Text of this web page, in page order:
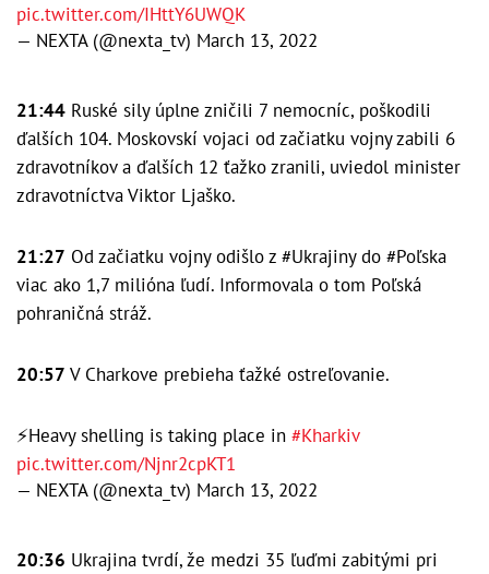
pic.twitter.com/IHttY6UWQK
— NEXTA (@nexta_tv) March 13, 2022
21:44 Ruské sily úplne zničili 7 nemocníc, poškodili
ďalších 104. Moskovskí vojaci od začiatku vojny zabili 6
zdravotníkov a ďalších 12 ťažko zranili, uviedol minister
zdravotníctva Viktor Ljaško.
21:27 Od začiatku vojny odišlo z #Ukrajiny do #Poľska
viac ako 1,7 milióna ľudí. Informovala o tom Poľská
pohraničná stráž.
20:57 V Charkove prebieha ťažké ostreľovanie.
⚡️Heavy shelling is taking place in #Kharkiv
pic.twitter.com/Njnr2cpKT1
— NEXTA (@nexta_tv) March 13, 2022
20:36 Ukrajina tvrdí, že medzi 35 ľuďmi zabitými pri